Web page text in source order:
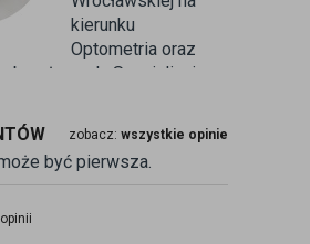
kierunku
Optometria oraz
branżowych. Specjalizuje
czyli dobieraniu
miękkich. Od
pracuje w branży
pracujący w gabinecie.
zobacz: wszystkie opinie
być pierwsza.